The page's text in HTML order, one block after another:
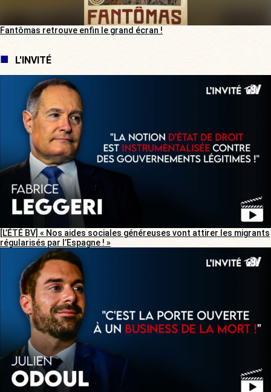
Fantômas retrouve enfin le grand écran !
L'INVITÉ
[L’ÉTÉ BV] « Nos aides sociales généreuses vont attirer les migrants
régularisés par l’Espagne ! »